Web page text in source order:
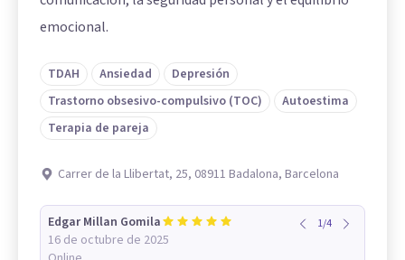
emocional.
TDAH Ansiedad
Depresión
Trastorno obsesivo-compulsivo (TOC)
Autoestima
Terapia de pareja
Carrer de la Llibertat, 25, 08911 Badalona, Barcelona
Edgar Millan Gomila
16 de octubre de 2025
1/4